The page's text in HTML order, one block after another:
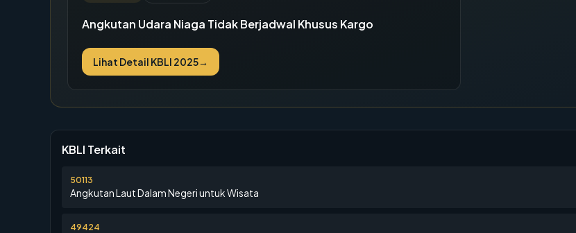
Angkutan Udara Niaga Tidak Berjadwal Khusus Kargo
Lihat Detail KBLI 2025→
KBLI Terkait
50113
Angkutan Laut Dalam Negeri untuk Wisata
49424